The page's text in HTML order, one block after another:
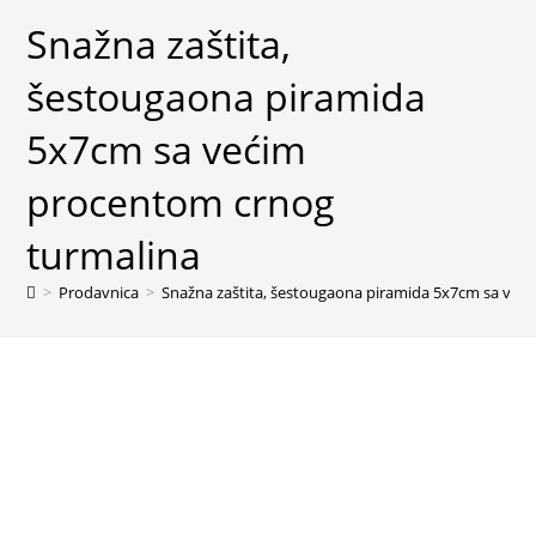
Snažna zaštita,
šestougaona piramida
5x7cm sa većim
procentom crnog
turmalina
> Prodavnica > Snažna zaštita, šestougaona piramida 5x7cm sa